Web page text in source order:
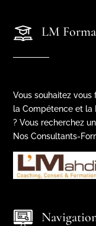
LM
Vous souhaitez
la Compétence et la
? Vous recherchez
Nos Consultants-